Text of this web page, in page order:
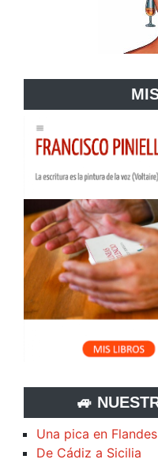
🚙
Una pica en Flandes
De Cádiz a Sicilia